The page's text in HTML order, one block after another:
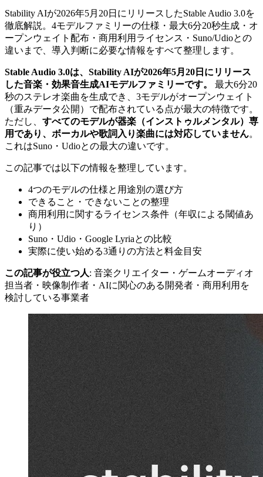
Stability AIが2026年5月20日にリリースしたStable Audio 3.0を
徹底解説。4モデルファミリーの仕様・最大6分20秒生成・オ
ープンウェイト配布・商用利用ライセンス・Suno/Udioとの
違いまで、導入判断に必要な情報をすべて整理します。
Stable Audio 3.0は、Stability AIが2026年5月20日にリリース
した音楽・効果音生成AIモデルファミリーです。
最大6分20
秒のステレオ楽曲を生成でき、3モデルがオープンウェイト
（重みデータ公開）で配布されている点が最大の特徴です。
ただし、 すべてのモデルが器楽（インストゥルメンタル）専
用であり、ボーカルや歌詞入り楽曲には対応していません。
これはSuno・Udioとの最大の違いです。
この記事では以下の情報を整理しています。
4つのモデルの仕様と用途別の選び方
できること・できないことの整理
商用利用に関するライセンス条件（年収による閾値あ
り）
Suno・Udio・Google Lyriaとの比較
実際に使い始める3通りの方法と料金目安
この記事が役立つ人: 音楽クリエイター・ゲームオーディオ
担当者・映像制作者・AIに関心のある開発者・商用利用を
検討している事業者